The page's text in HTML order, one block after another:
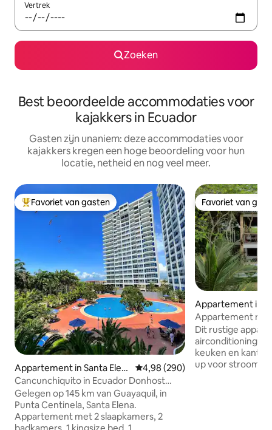
Vertrek
Zoeken
Best beoordeelde accommodaties voor
kajakkers in Ecuador
Gasten zijn unaniem: deze accommodaties voor
kajakkers kregen een hoge beoordeling voor hun
locatie, netheid en nog veel meer.
Topfavoriet van gasten
Favoriet van gasten
Appartement in Santa Elen
a
Gemiddelde beoordeling van
4,98 (290)
Cancunchiquito in Ecuador Donhost
Punta Centinela
Gelegen op 145 km van Guayaquil, in
Punta Centinela, Santa Elena.
Appartement met 2 slaapkamers, 2
Favoriet van
Favoriet van
Appartement in
Appartement
privétoegang tot
Dit rustige
airconditioning
keuken en
up voor stroom